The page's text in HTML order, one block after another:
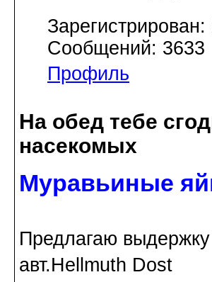
Сообщений: 3633
Профиль
На обед тебе
насекомых
Муравьиные
Предлагаю
авт.Hellmuth Dost